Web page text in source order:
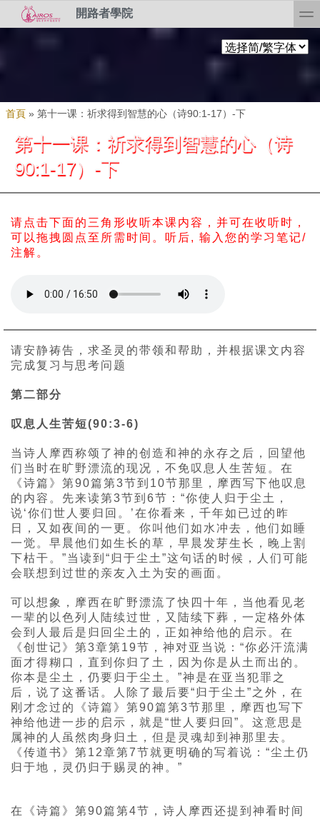
移至主內容
Skip to search
開路者學院
您在這裡
首頁 »第十一课：祈求得到智慧的心（诗90:1-17）-下
第十一课：祈求得到智慧的心（诗
90:1-17）-下
请点击下面的三角形收听本课内容，并可在收听时，
可以拖拽圆点至所需时间。 听后, 输入您的学习笔记/
注解。
请安静祷告，求圣灵的带领和帮助，并根据课文内容
完成复习与思考问题
第二部分
叹息人生苦短(90:3-6)
当诗人摩西称颂了神的创造和神的永存之后，回望他
们当时在旷野漂流的现况，不免叹息人生苦短。在
《诗篇》第90篇第3节到10节那里，摩西写下他叹息
的内容。先来读第3节到6节：“你使人归于尘土，
说‘你们世人要归回。’在你看来，千年如已过的昨
日，又如夜间的一更。你叫他们如水冲去，他们如睡
一觉。早晨他们如生长的草，早晨发芽生长，晚上割
下枯干。”当读到“归于尘土”这句话的时候，人们可能
会联想到过世的亲友入土为安的画面。
可以想象，摩西在旷野漂流了快四十年，当他看见老
一辈的以色列人陆续过世，又陆续下葬，一定格外体
会到人最后是归回尘土的，正如神给他的启示。在
《创世记》第3章第19节，神对亚当说：“你必汗流满
面才得糊口，直到你归了土，因为你是从土而出的。
你本是尘土，仍要归于尘土。”神是在亚当犯罪之
后，说了这番话。人除了最后要“归于尘土”之外，在
刚才念过的《诗篇》第90篇第3节那里，摩西也写下
神给他进一步的启示，就是“世人要归回”。这意思是
属神的人虽然肉身归土，但是灵魂却到神那里去。
《传道书》第12章第7节就更明确的写着说：“尘土仍
归于地，灵仍归于赐灵的神。”
在《诗篇》第90篇第4节，诗人摩西还提到神看时间